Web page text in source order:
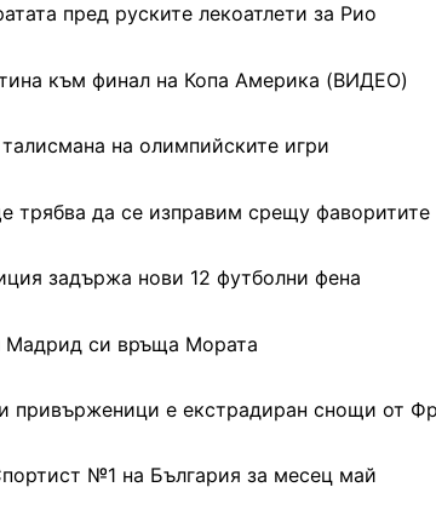
пред руските лекоатлети за Рио
към финал на Копа Америка (ВИДЕО)
на олимпийските игри
трябва да се изправим срещу фаворитите
задържа нови 12 футболни фена
Мадрид си връща Мората
привърженици е екстрадиран снощи от
№1 на България за месец май